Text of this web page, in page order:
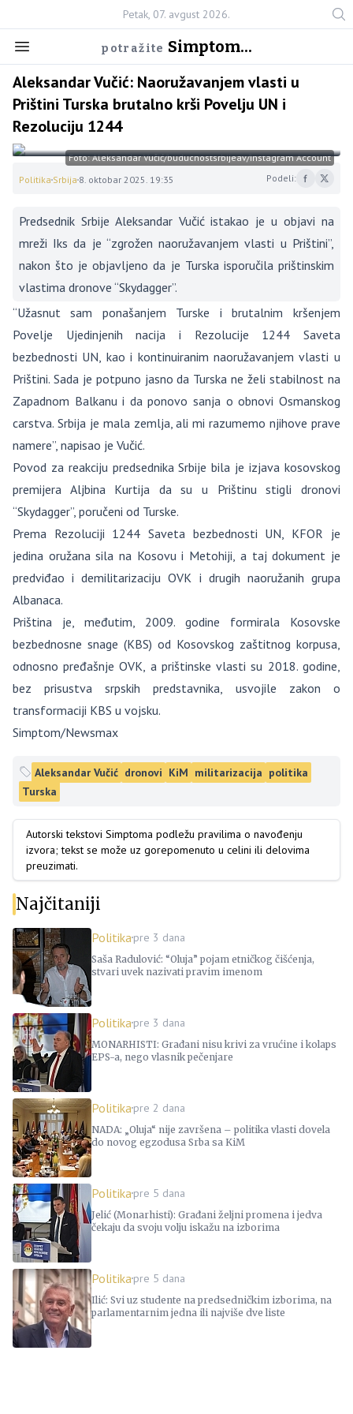
Petak, 07. avgust 2026.
potražite Simptom...
Aleksandar Vučić: Naoružavanjem vlasti u
Prištini Turska brutalno krši Povelju UN i
Rezoluciju 1244
Foto: Aleksandar Vučić/buducnostsrbijeav/Instagram Account
Politika Srbija 8. oktobar 2025. 19:35 Podeli:
Predsednik Srbije Aleksandar Vučić istakao je u objavi na
mreži Iks da je “zgrožen naoružavanjem vlasti u Prištini”,
nakon što je objavljeno da je Turska isporučila prištinskim
vlastima dronove “Skydagger”.
“Užasnut sam ponašanjem Turske i brutalnim kršenjem
Povelje Ujedinjenih nacija i Rezolucije 1244 Saveta
bezbednosti UN, kao i kontinuiranim naoružavanjem vlasti u
Prištini. Sada je potpuno jasno da Turska ne želi stabilnost na
Zapadnom Balkanu i da ponovo sanja o obnovi Osmanskog
carstva. Srbija je mala zemlja, ali mi razumemo njihove prave
namere”, napisao je Vučić.
Povod za reakciju predsednika Srbije bila je izjava kosovskog
premijera Aljbina Kurtija da su u Prištinu stigli dronovi
“Skydagger”, poručeni od Turske.
Prema Rezoluciji 1244 Saveta bezbednosti UN, KFOR je
jedina oružana sila na Kosovu i Metohiji, a taj dokument je
predviđao i demilitarizaciju OVK i drugih naoružanih grupa
Albanaca.
Priština je, međutim, 2009. godine formirala Kosovske
bezbednosne snage (KBS) od Kosovskog zaštitnog korpusa,
odnosno pređašnje OVK, a prištinske vlasti su 2018. godine,
bez prisustva srpskih predstavnika, usvojile zakon o
transformaciji KBS u vojsku.
Simptom/Newsmax
Aleksandar Vučić dronovi KiM militarizacija politika
Turska
Autorski tekstovi Simptoma podležu pravilima o navođenju
izvora; tekst se može uz gorepomenuto u celini ili delovima
preuzimati.
Najčitaniji
Politikapre 3 dana
Saša Radulović: “Oluja” pojam etničkog čišćenja,
stvari uvek nazivati pravim imenom
Politikapre 3 dana
MONARHISTI: Građani nisu krivi za vrućine i kolaps
EPS-a, nego vlasnik pečenjare
Politikapre 2 dana
NADA: „Oluja“ nije završena – politika vlasti dovela
do novog egzodusa Srba sa KiM
Politikapre 5 dana
Jelić (Monarhisti): Građani željni promena i jedva
čekaju da svoju volju iskažu na izborima
Politikapre 5 dana
Ilić: Svi uz studente na predsedničkim izborima, na
parlamentarnim jedna ili najviše dve liste